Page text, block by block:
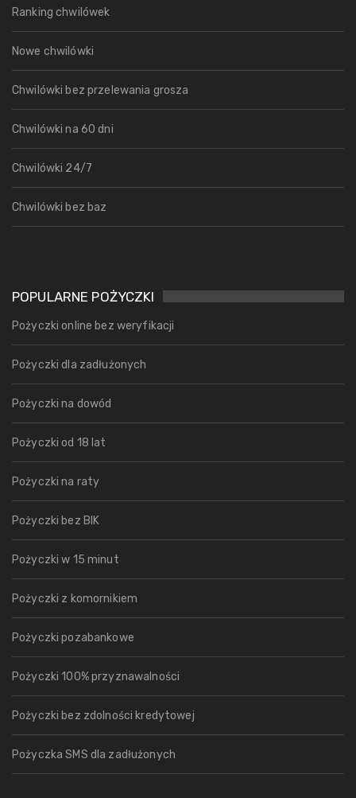
Ranking chwilówek
Nowe chwilówki
Chwilówki bez przelewania grosza
Chwilówki na 60 dni
Chwilówki 24/7
Chwilówki bez baz
POPULARNE POŻYCZKI
Pożyczki online bez weryfikacji
Pożyczki dla zadłużonych
Pożyczki na dowód
Pożyczki od 18 lat
Pożyczki na raty
Pożyczki bez BIK
Pożyczki w 15 minut
Pożyczki z komornikiem
Pożyczki pozabankowe
Pożyczki 100% przyznawalności
Pożyczki bez zdolności kredytowej
Pożyczka SMS dla zadłużonych